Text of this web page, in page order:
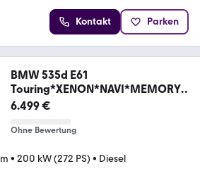
Kontakt Parken
BMW 535d E61
Touring*XENON*NAVI*MEMORY*
TEMPO*PDC*SZH
6.499 €
Ohne Bewertung
• 200 kW (272 PS) • Diesel